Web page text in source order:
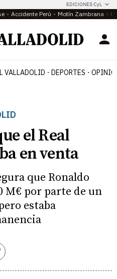
EDICIONES CyL
Accidente Perú Motín Zambrana
VALLADOLID DEPORTES
el Real
en venta
que Ronaldo
M€ por parte de un
estaba